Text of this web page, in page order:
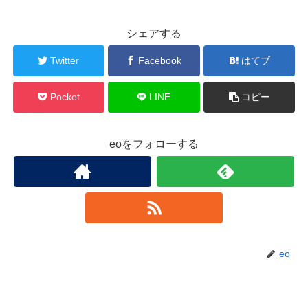
シェアする
Twitter Facebook はてブ
Pocket LINE コピー
eoをフォローする
eo